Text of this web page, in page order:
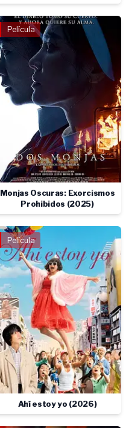
Película
Monjas Oscuras: Exorcismos
Prohibidos (2025)
Película
Ahí estoy yo (2026)